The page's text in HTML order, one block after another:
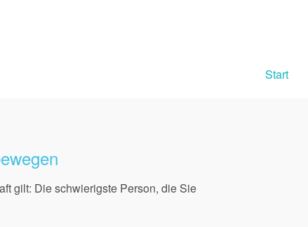
Start
gilt: Die schwierigste Person, die Sie